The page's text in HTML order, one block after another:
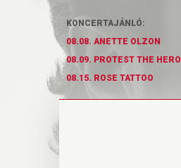
KONCERTAJÁNLÓ:
08.08. ANETTE OLZON
08.09. PROTEST THE HERO
08.15. ROSE TATTOO